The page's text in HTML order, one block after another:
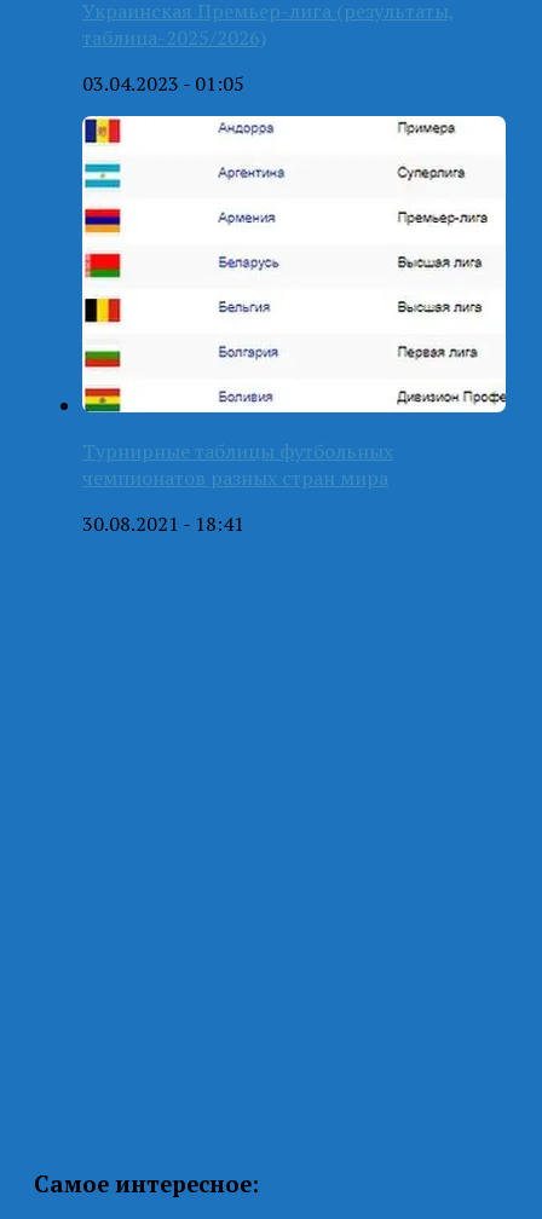
Украинская Премьер-лига (результаты,
таблица-2025/2026)
03.04.2023 - 01:05
Турнирные таблицы футбольных
чемпионатов разных стран мира
30.08.2021 - 18:41
Самое интересное: